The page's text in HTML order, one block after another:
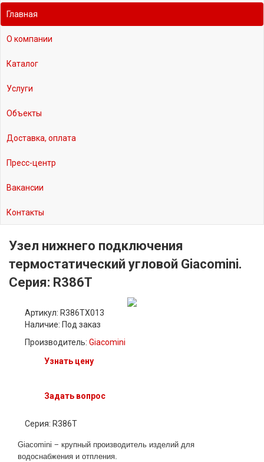
Главная
О компании
Каталог
Услуги
Объекты
Доставка, оплата
Пресс-центр
Вакансии
Контакты
Узел нижнего подключения
термостатический угловой Giacomini.
Серия: R386T
Артикул: R386TX013
Наличие: Под заказ
Производитель: Giacomini
Узнать цену
Задать вопрос
Серия: R386T
Giacomini − крупный производитель изделий для
водоснабжения и отпления.